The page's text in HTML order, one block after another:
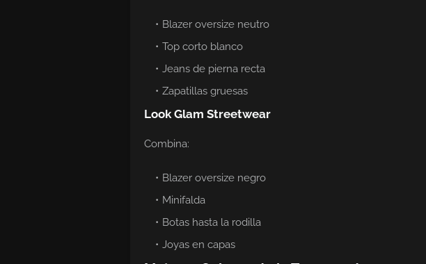
Blazer oversize neutro
Top corto blanco
Jeans de pierna recta
Zapatillas gruesas
Look Glam Streetwear
Combina:
Blazer oversize negro
Minifalda
Botas hasta la rodilla
Joyas en capas